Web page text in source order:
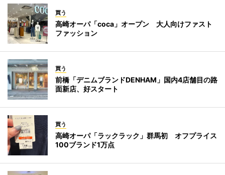
買う
高崎オーパ「coca」オープン 大人向けファスト
ファッション
買う
前橋「デニムブランドDENHAM」国内4店舗目の路
面新店、好スタート
買う
高崎オーパ「ラックラック」群馬初 オフプライス
100ブランド1万点